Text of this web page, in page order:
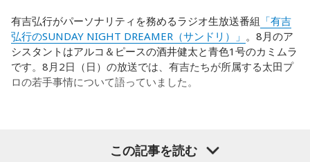
なんです。そういう意味では、確かに選手層は厚くなったけ
れども、さらに“個”の力を高めながら、選手層をもっと厚くし
なきゃいけない。ベスト16・ベスト8に進む国と比べたとき
に、そこまでの選手層だったのかというと、まだまだ厚くし
ていかないとダメなのではないか、ということなんだと思い
ーができて、グループステージをああいう形で抜けられたと
いうのは今までなかったことですし、力がついているのは事
また、有吉は「吉本（興業）は縦がちゃんとしているじゃ
ん。それは養成所でもそういう教えがあるんだろうし、先輩
からも受け継がれるからだと思うんだよね」と他事務所と比
較しつつ、「太田プロはゆるいから……酒井のせいで（笑）」
有吉弘行がパーソナリティを務めるラジオ生放送番組 「有吉
弘行のSUNDAY NIGHT DREAMER（サンドリ）」 。8月のア
シスタントはアルコ＆ピースの酒井健太と青色1号のカミムラ
です。8月2日（日）の放送では、有吉たちが所属する太田プ
ロの若手事情について語っていました。
この記事を読む